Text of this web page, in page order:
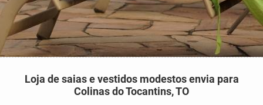
Loja de saias e vestidos modestos envia para
Colinas do Tocantins, TO